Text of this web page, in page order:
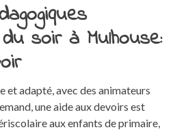
soir à Mulhouse:
et adapté, avec des animateurs
une aide aux devoirs est
aux enfants de primaire,